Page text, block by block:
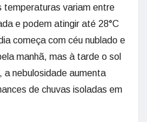
temperaturas variam entre
e podem atingir até 28°C
começa com céu nublado e
manhã, mas à tarde o sol
a nebulosidade aumenta
de chuvas isoladas em